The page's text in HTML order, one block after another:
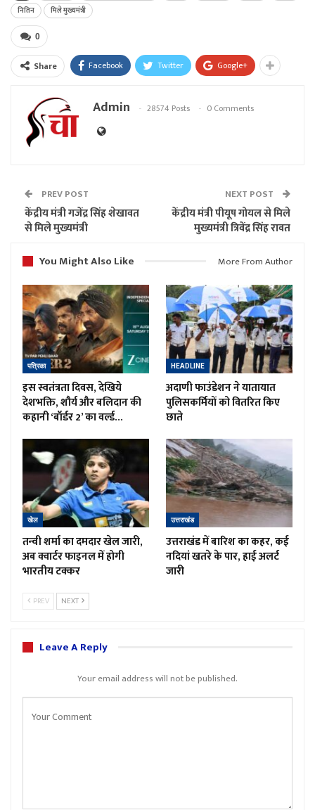
नितिन
मिले मुख्यमंत्री
0
Share Facebook Twitter Google+
Admin 28574 Posts 0 Comments
PREV POST
केंद्रीय मंत्री गजेंद्र सिंह शेखावत
से मिले मुख्यमंत्री
NEXT POST
केंद्रीय मंत्री पीयूष गोयल से मिले
मुख्यमंत्री त्रिवेंद्र सिंह रावत
You Might Also Like
More From Author
पत्रिका
इस स्वतंत्रता दिवस, देखिये
देशभक्ति, शौर्य और बलिदान की
कहानी ‘बॉर्डर 2’ का वर्ल्ड…
HEADLINE
अदाणी फाउंडेशन ने यातायात
पुलिसकर्मियों को वितरित किए
छाते
खेल
तन्वी शर्मा का दमदार खेल जारी,
अब क्वार्टर फाइनल में होगी
भारतीय टक्कर
उत्तराखंड
उत्तराखंड में बारिश का कहर, कई
नदियां खतरे के पार, हाई अलर्ट
जारी
PREV NEXT
Leave A Reply
Your email address will not be published.